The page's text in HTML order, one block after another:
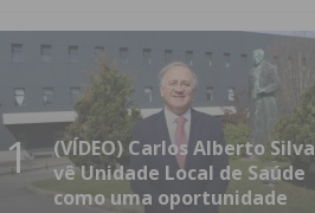
1
(VÍDEO) Carlos Alberto Silva
vê Unidade Local de Saúde
como uma oportunidade